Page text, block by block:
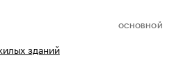
ОСНОВНОЙ
зданий